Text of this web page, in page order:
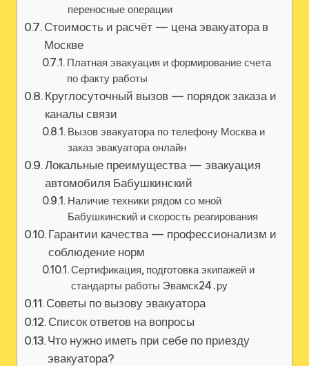
переносные операции
Стоимость и расчёт — цена эвакуатора в
Москве
Платная эвакуация и формирование счета
по факту работы
Круглосуточный вызов — порядок заказа и
каналы связи
Вызов эвакуатора по телефону Москва и
заказ эвакуатора онлайн
Локальные преимущества — эвакуация
автомобиля Бабушкинский
Наличие техники рядом со мной
Бабушкинский и скорость реагирования
Гарантии качества — профессионализм и
соблюдение норм
Сертификация, подготовка экипажей и
стандарты работы Эвамск24․ру
Советы по вызову эвакуатора
Список ответов на вопросы
Что нужно иметь при себе по приезду
эвакуатора?